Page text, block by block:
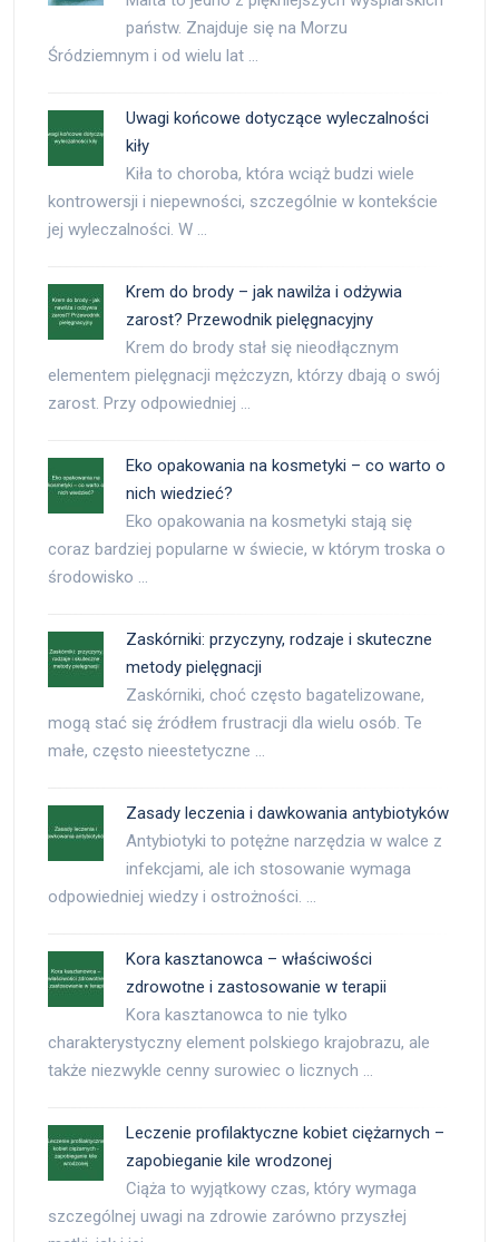
państw. Znajduje się na Morzu
Śródziemnym i od wielu lat …
Uwagi końcowe dotyczące wyleczalności
kiły
Kiła to choroba, która wciąż budzi wiele
kontrowersji i niepewności, szczególnie w kontekście
jej wyleczalności. W …
Krem do brody – jak nawilża i odżywia
zarost? Przewodnik pielęgnacyjny
Krem do brody stał się nieodłącznym
elementem pielęgnacji mężczyzn, którzy dbają o swój
zarost. Przy odpowiedniej …
Eko opakowania na kosmetyki – co warto o
nich wiedzieć?
Eko opakowania na kosmetyki stają się
coraz bardziej popularne w świecie, w którym troska o
środowisko …
Zaskórniki: przyczyny, rodzaje i skuteczne
metody pielęgnacji
Zaskórniki, choć często bagatelizowane,
mogą stać się źródłem frustracji dla wielu osób. Te
małe, często nieestetyczne …
Zasady leczenia i dawkowania antybiotyków
Antybiotyki to potężne narzędzia w walce z
infekcjami, ale ich stosowanie wymaga
odpowiedniej wiedzy i ostrożności. …
Kora kasztanowca – właściwości
zdrowotne i zastosowanie w terapii
Kora kasztanowca to nie tylko
charakterystyczny element polskiego krajobrazu, ale
także niezwykle cenny surowiec o licznych …
Leczenie profilaktyczne kobiet ciężarnych –
zapobieganie kile wrodzonej
Ciąża to wyjątkowy czas, który wymaga
szczególnej uwagi na zdrowie zarówno przyszłej